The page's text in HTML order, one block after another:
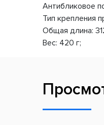
Антибликовое
Тип крепления
Общая длина:
Вес: 420 г;